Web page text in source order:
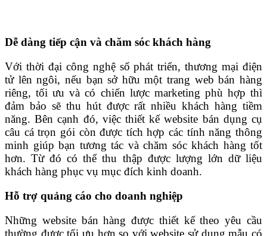
Dễ dàng tiếp cận và chăm sóc khách hàng
Với thời đại công nghệ số phát triển, thương mại điện
tử lên ngôi, nếu bạn sở hữu một trang web bán hàng
riêng, tối ưu và có chiến lược marketing phù hợp thì
đảm bảo sẽ thu hút được rất nhiều khách hàng tiềm
năng. Bên cạnh đó, việc thiết kế website bán dụng cụ
câu cá trọn gói còn được tích hợp các tính năng thông
minh giúp bạn tương tác và chăm sóc khách hàng tốt
hơn. Từ đó có thể thu thập được lượng lớn dữ liệu
khách hàng phục vụ mục đích kinh doanh.
Hỗ trợ quảng cáo cho doanh nghiệp
Những website bán hàng được thiết kế theo yêu cầu
thường được tối ưu hơn so với website sử dụng mẫu có